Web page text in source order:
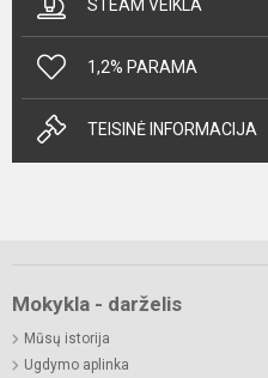
STEAM VEIKLA
1,2% PARAMA
TEISINĖ INFORMACIJA
Mokykla - darželis
Mūsų istorija
Ugdymo aplinka